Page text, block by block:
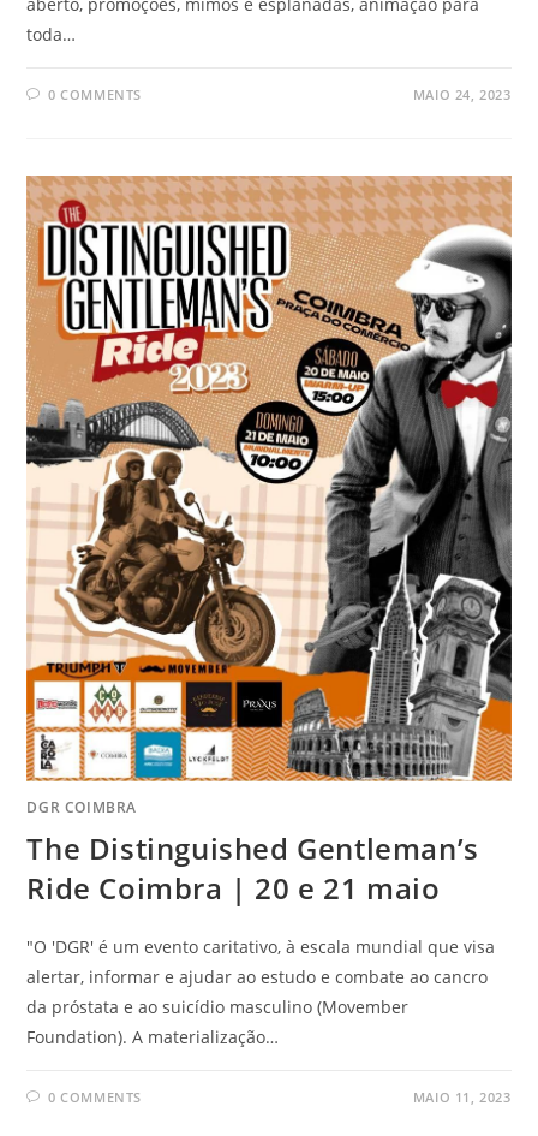
aberto, promoções, mimos e esplanadas, animação para
toda…
0 COMMENTS MAIO 24, 2023
DGR COIMBRA
The Distinguished Gentleman’s
Ride Coimbra | 20 e 21 maio
"O 'DGR' é um evento caritativo, à escala mundial que visa
alertar, informar e ajudar ao estudo e combate ao cancro
da próstata e ao suicídio masculino (Movember
Foundation). A materialização…
0 COMMENTS MAIO 11, 2023